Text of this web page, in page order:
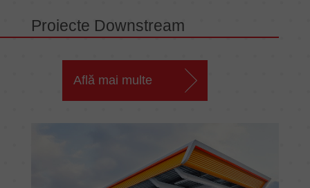
Proiecte Downstream
Află mai multe